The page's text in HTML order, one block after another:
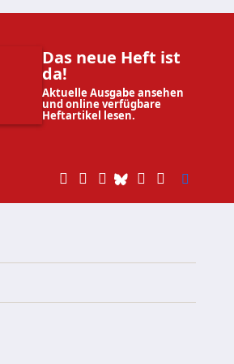
Das neue Heft ist
da!
Aktuelle Ausgabe ansehen
und online verfügbare
Heftartikel lesen.